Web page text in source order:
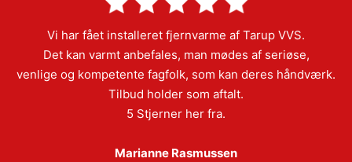
Vi har fået installeret fjernvarme af Tarup VVS.
Det kan varmt anbefales, man mødes af seriøse,
venlige og kompetente fagfolk, som kan deres håndværk.
Tilbud holder som aftalt.
5 Stjerner her fra.
Marianne Rasmussen